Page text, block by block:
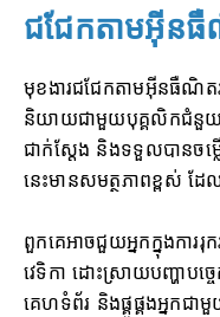
ជជែកតាមអ៊ីន
មុខងារជជែកតាមអ៊ីនធឺណិត
និយាយជាមួយបុគ្គលិកជំនួយប
ជាក់ស្តែង និងទទួលបានច
នេះមានសមត្ថភាពខ្ពស់ ដែ
ពួកគេអាចជួយអ្នកក្នុងការរុ
វេទិកា ដោះស្រាយបញ្ហាប
គេហទំព័រ និងផ្គូផ្គងអ្នកជា